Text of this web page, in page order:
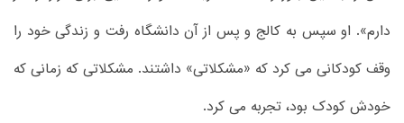
دارم». او سپس به کالج و پس از آن دانشگاه رفت و زندگی خود را
وقف کودکانی می کرد که «مشکلاتی» داشتند. مشکلاتی که زمانی که
خودش کودک بود، تجربه می کرد.